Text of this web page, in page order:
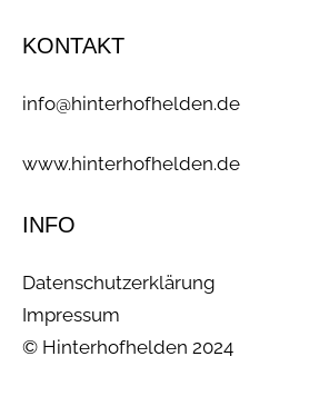
KONTAKT
info@hinterhofhelden.de
www.hinterhofhelden.de
INFO
Datenschutzerklärung
Impressum
© Hinterhofhelden 2024